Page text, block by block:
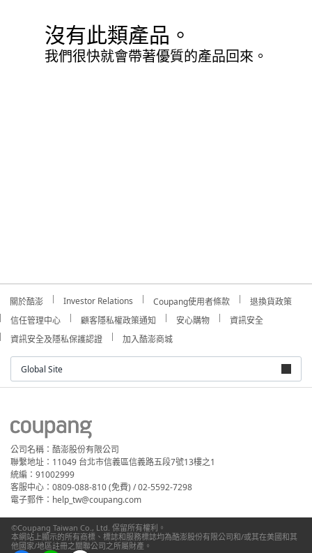
沒有此類產品。
我們很快就會帶著優質的產品回來。
關於酷澎 Investor Relations Coupang使用者條款
退換貨政策
信任管理中心
顧客隱私權政策通知 安心購物
資訊安全
資訊安全及隱私保護認證
加入酷澎商城
Global Site
公司名稱：酷澎股份有限公司
聯繫地址：11049 台北市信義區信義路五段7號13樓之1
統編：91002999
客服中心：0809-088-810 (免費) / 02-5592-7298
電子郵件：help_tw@coupang.com
©Coupang Taiwan Co., Ltd. 保留所有權利。
本網站上顯示的所有商標、標誌和服務標誌均為酷澎股份有限公司和/或其在美國和其
他國家/地區註冊之關聯公司之所屬財產。